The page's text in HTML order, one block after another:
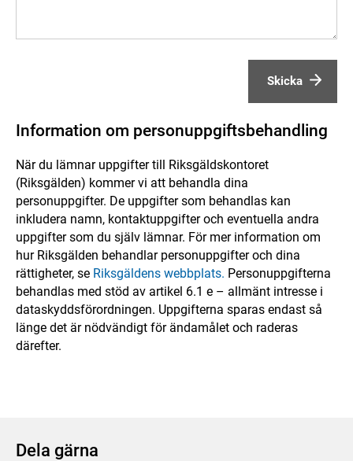
Skicka
Information om personuppgiftsbehandling
När du lämnar uppgifter till Riksgäldskontoret
(Riksgälden) kommer vi att behandla dina
personuppgifter. De uppgifter som behandlas kan
inkludera namn, kontaktuppgifter och eventuella andra
uppgifter som du själv lämnar. För mer information om
hur Riksgälden behandlar personuppgifter och dina
rättigheter, se Riksgäldens webbplats. Personuppgifterna
behandlas med stöd av artikel 6.1 e – allmänt intresse i
dataskyddsförordningen. Uppgifterna sparas endast så
länge det är nödvändigt för ändamålet och raderas
därefter.
Dela gärna